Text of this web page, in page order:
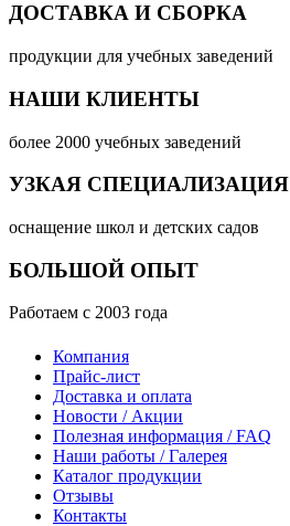
ДОСТАВКА И СБОРКА
продукции для учебных заведений
НАШИ КЛИЕНТЫ
более 2000 учебных заведений
УЗКАЯ СПЕЦИАЛИЗАЦИЯ
оснащение школ и детских садов
БОЛЬШОЙ ОПЫТ
Работаем с 2003 года
Компания
Прайс-лист
Доставка и оплата
Новости / Акции
Полезная информация / FAQ
Наши работы / Галерея
Каталог продукции
Отзывы
Контакты